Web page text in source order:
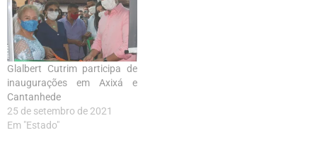
Glalbert Cutrim participa de
inaugurações em Axixá e
Cantanhede
25 de setembro de 2021
Em "Estado"